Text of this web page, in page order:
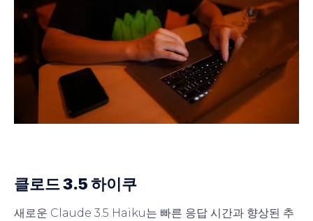
클로드 3.5 하이쿠
새로운 Claude 3.5 Haiku는 빠른 응답 시간과 향상된 추